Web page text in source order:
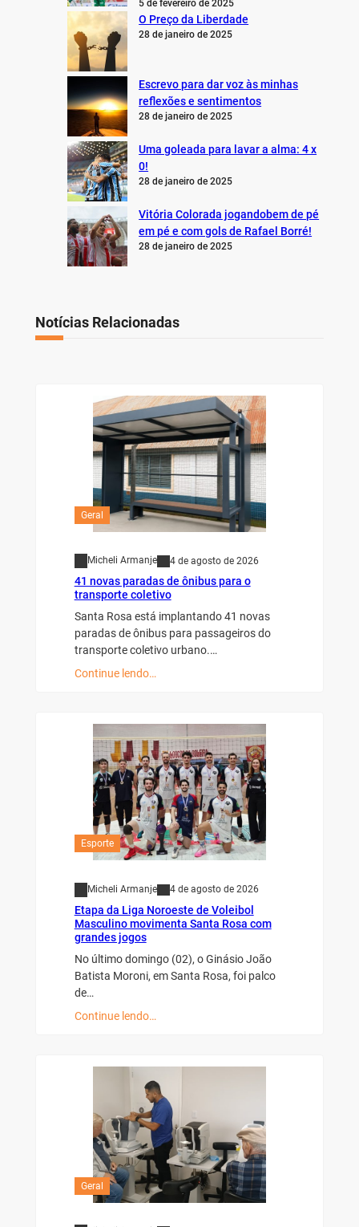
5 de fevereiro de 2025
O Preço da Liberdade
28 de janeiro de 2025
Escrevo para dar voz às minhas
reflexões e sentimentos
28 de janeiro de 2025
Uma goleada para lavar a alma: 4 x
0!
28 de janeiro de 2025
Vitória Colorada jogandobem de pé
em pé e com gols de Rafael Borré!
28 de janeiro de 2025
Notícias Relacionadas
Geral
Micheli Armanje 4 de agosto de 2026
41 novas paradas de ônibus para o
transporte coletivo
Santa Rosa está implantando 41 novas
paradas de ônibus para passageiros do
transporte coletivo urbano.…
Continue lendo…
Esporte
Micheli Armanje 4 de agosto de 2026
Etapa da Liga Noroeste de Voleibol
Masculino movimenta Santa Rosa com
grandes jogos
No último domingo (02), o Ginásio João
Batista Moroni, em Santa Rosa, foi palco
de…
Continue lendo…
Geral